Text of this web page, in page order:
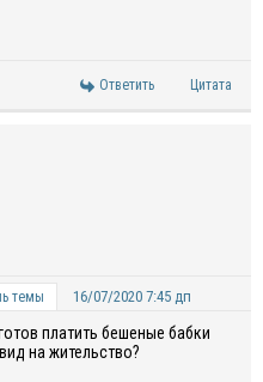
Ответить Цитата
темы 16/07/2020 7:45 дп
платить бешеные бабки
на жительство?